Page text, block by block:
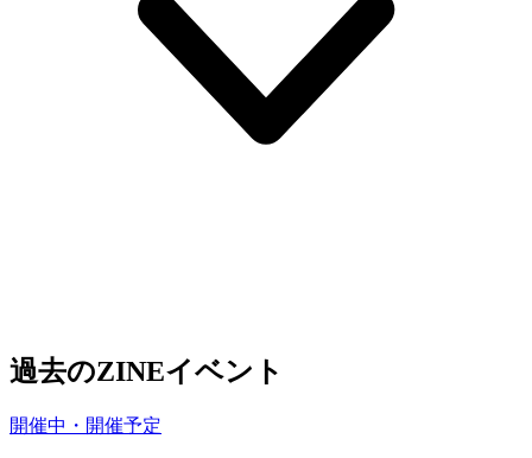
過去のZINEイベント
開催中・開催予定